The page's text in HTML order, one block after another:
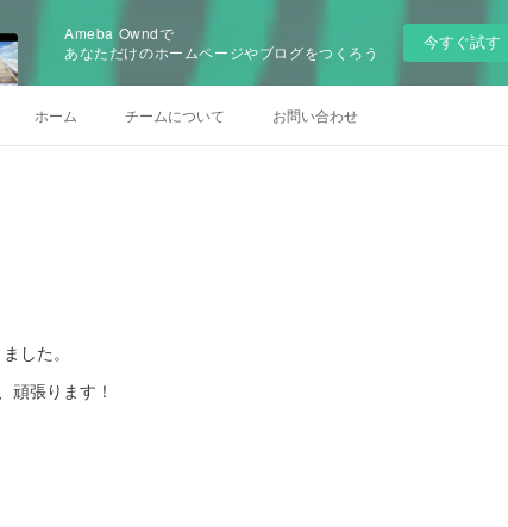
Ameba Owndで
あなただけのホームページやブログをつくろう
今すぐ試す
ホーム チームについて お問い合わせ
した。
頑張ります！